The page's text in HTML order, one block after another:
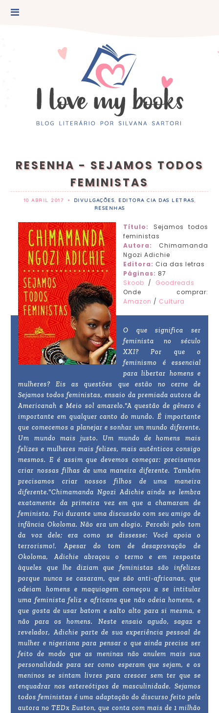
RESENHA - SEJAMOS TODOS
FEMINISTAS
10 ABRIL 2017 • DIVULGAÇÕES, EDITORA CIA DAS LETRAS,
RESENHAS
Título:
Sejamos todos
feministas
Autora: Chimamanda
Ngozi Adichie
Editora: Cia das letras
Páginas: 87
Skoob / Goodreads
Onde comprar:
Amazon / Cultura
O que significa ser
feminista no século
XXI? Por que o
feminismo é essencial
para libertar homens e
mulheres? Eis as questões que estão no cerne de
Sejamos todos feministas, ensaio da premiada autora de
Americanah e Meio sol amarelo."A questão de gênero é
importante em qualquer canto do mundo. É importante
que comecemos a planejar e sonhar um mundo diferente.
Um mundo mais justo. Um mundo de homens mais
felizes e mulheres mais felizes, mais autênticos consigo
mesmos. E é assim que devemos começar: precisamos
criar nossas filhas de uma maneira diferente. Também
precisamos criar nossos filhos de uma maneira
diferente."Chimamanda Ngozi Adichie ainda se lembra
exatamente da primeira vez em que a chamaram de
feminista. Foi durante uma discussão com seu amigo de
infância Okoloma. Não era um elogio. Percebi pelo tom
da voz dele; era como se dissesse: Você apoia o
terrorismo!. Apesar do tom de desaprovação de
Okoloma, Adichie abraçou o termo e em resposta
àqueles que lhe diziam que feministas são infelizes
porque nunca se casaram, que são anti-africanas, que
odeiam homens e maquiagem começou a se intitular
uma feminista feliz e africana que não odeia homens, e
que gosta de usar batom e salto alto para si mesma, e
não para os homens. Neste ensaio agudo, sagaz e
revelador, Adichie parte de sua experiência pessoal de
mulher e nigeriana para pensar o que ainda precisa ser
feito de modo que as meninas não anulem mais sua
personalidade para ser como esperam que sejam, e os
meninos se sintam livres para crescer sem ter que se
enquadrar nos estereótipos de masculinidade. Sejamos
todos feministas é uma adaptação do discurso feito pela
autora no TEDx Euston, que conta com mais de 1 milhão